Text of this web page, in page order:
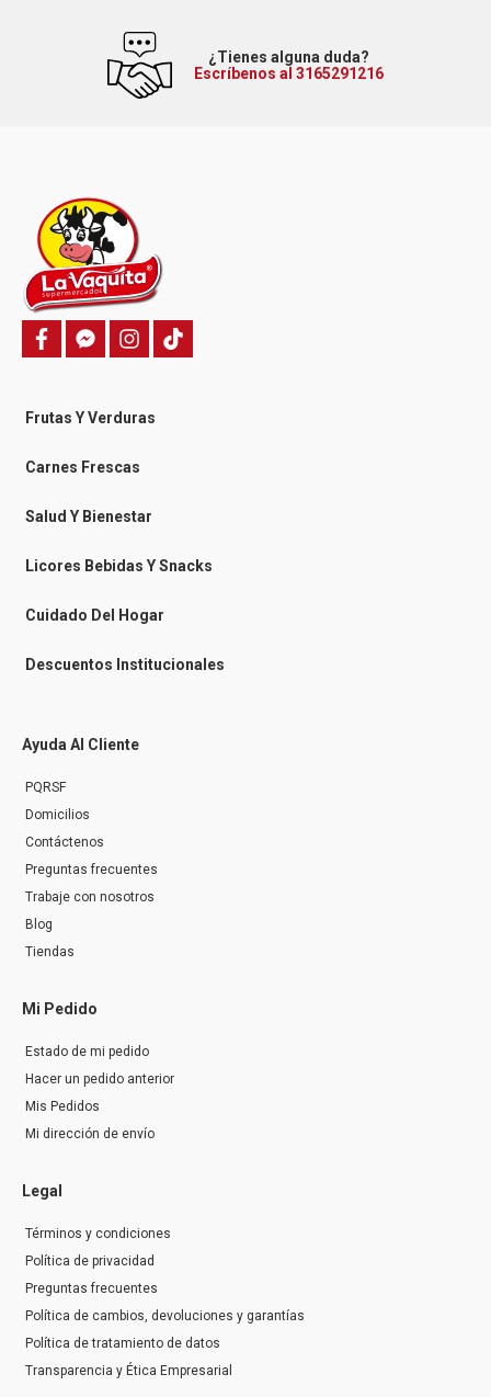
¿Tienes alguna duda?
Escríbenos al 3165291216
f
a
b
o
f
a
b
o
-
s
s
n
g
r
i
n
g
m
T
i
Frutas Y Verduras
Carnes Frescas
Salud Y Bienestar
Licores Bebidas Y Snacks
Cuidado Del Hogar
Descuentos Institucionales
Ayuda Al Cliente
PQRSF
Domicilios
Contáctenos
Preguntas frecuentes
Trabaje con nosotros
Blog
Tiendas
Mi Pedido
Estado de mi pedido
Hacer un pedido anterior
Mis Pedidos
Mi dirección de envío
Legal
Términos y condiciones
Política de privacidad
Preguntas frecuentes
Política de cambios, devoluciones y garantías
Política de tratamiento de datos
Transparencia y Ética Empresarial